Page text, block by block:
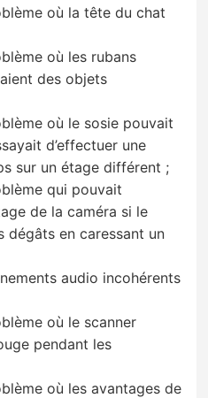
où la tête du chat
où les rubans
des objets
où le sosie pouvait
d’effectuer une
sur un étage différent ;
qui pouvait
de la caméra si le
dégâts en caressant un
audio incohérents
où le scanner
pendant les
où les avantages de